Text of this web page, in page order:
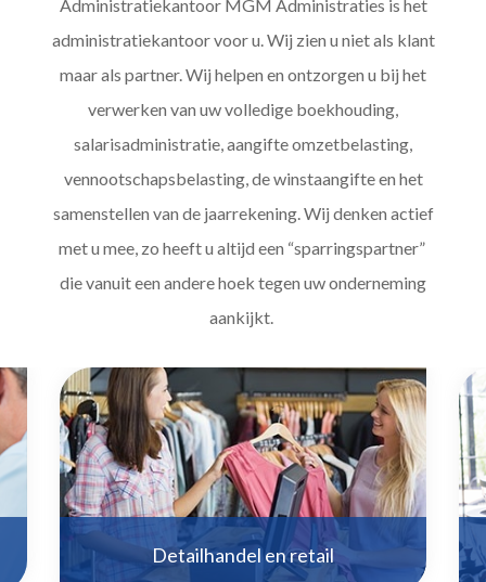
Administratiekantoor MGM Administraties is het
administratiekantoor voor u. Wij zien u niet als klant
maar als partner. Wij helpen en ontzorgen u bij het
verwerken van uw volledige boekhouding,
salarisadministratie, aangifte omzetbelasting,
vennootschapsbelasting, de winstaangifte en het
samenstellen van de jaarrekening. Wij denken actief
met u mee, zo heeft u altijd een “sparringspartner”
die vanuit een andere hoek tegen uw onderneming
aankijkt.
Detailhandel en retail